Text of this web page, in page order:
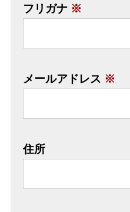
フリガナ ※
メールアドレス ※
住所